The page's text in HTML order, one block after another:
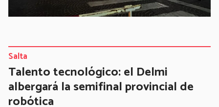
Talento tecnológico: el Delmi
albergará la semifinal provincial de
robótica
Salta